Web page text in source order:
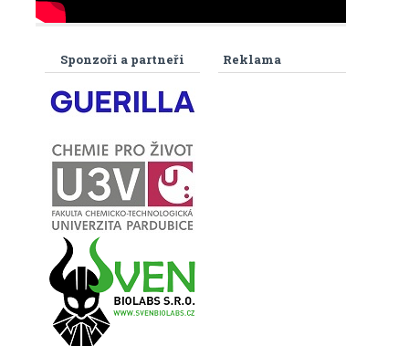
Reklama
Sponzoři a partneři